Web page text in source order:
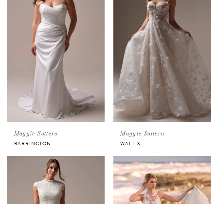
Maggie Sottero
BARRINGTON
Maggie Sottero
WALLIS